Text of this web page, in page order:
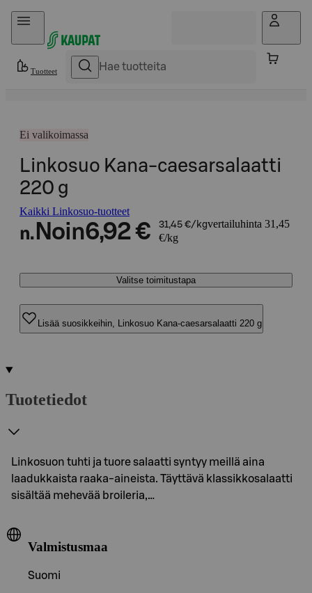
Hyppää sisältöön
Tuotteet
Ei valikoimassa
Linkosuo Kana-caesarsalaatti
220 g
Kaikki Linkosuo-tuotteet
n. Noin6,92 € 31,45 €/kgvertailuhinta 31,45
€/kg
Valitse toimitustapa
Lisää suosikkeihin, Linkosuo Kana-caesarsalaatti 220 g
Tuotetiedot
Linkosuon tuhti ja tuore salaatti syntyy meillä aina
laadukkaista raaka-aineista. Täyttävä klassikkosalaatti
sisältää mehevää broileria,…
Valmistusmaa
Suomi